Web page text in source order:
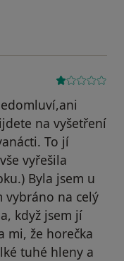
na vyšetření
To jí
vyřešila
Byla jsem u
vybráno na celý
když jsem jí
mi, že horečka
tuhé hleny a